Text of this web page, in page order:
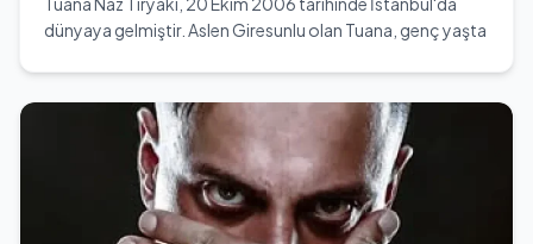
dünyaya gelmiştir. Aslen Giresunlu olan Tuana, genç yaşta
tamamlamıştır. 18 yaşında olan Tuana, Terazi burcudur ve
1,61 cm boyu ile 45 kg ağırlığındadır. Oyunculuk kariyerine
dair detaylar sınırlı olsa da, genç yaşına rağmen dikkat
çekici bir yetenek sergilemektedir. Tuana, sosyal medya
platformlarında da aktif olarak yer almakta ve
Instagram'da 'tuananaztiryaki' kullanıcı adıyla